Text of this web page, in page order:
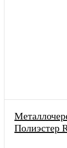
Полиэстер